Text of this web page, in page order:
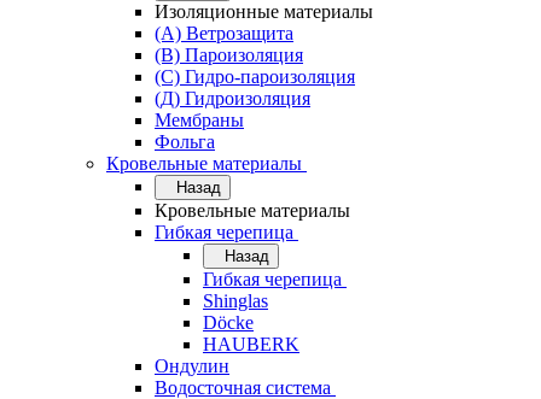
Изоляционные материалы
(А) Ветрозащита
(В) Пароизоляция
(С) Гидро-пароизоляция
(Д) Гидроизоляция
Мембраны
Фольга
Кровельные материалы
Назад
Кровельные материалы
Гибкая черепица
Назад
Гибкая черепица
Shinglas
Döcke
HAUBERK
Ондулин
Водосточная система